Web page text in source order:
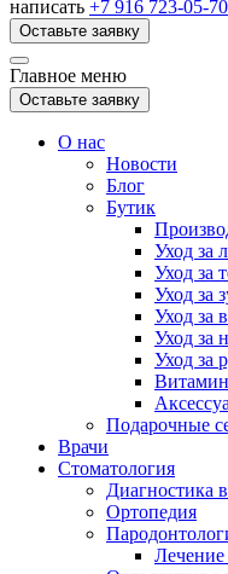
написать +7 916 723-05-70
Оставьте заявку
Главное меню
Оставьте заявку
О нас
Новости
Блог
Бутик
Уход за
Уход за
Уход за
Уход за
Уход за
Уход за
Подарочные
Врачи
Стоматология
Диагностика
Ортопедия
Лечение